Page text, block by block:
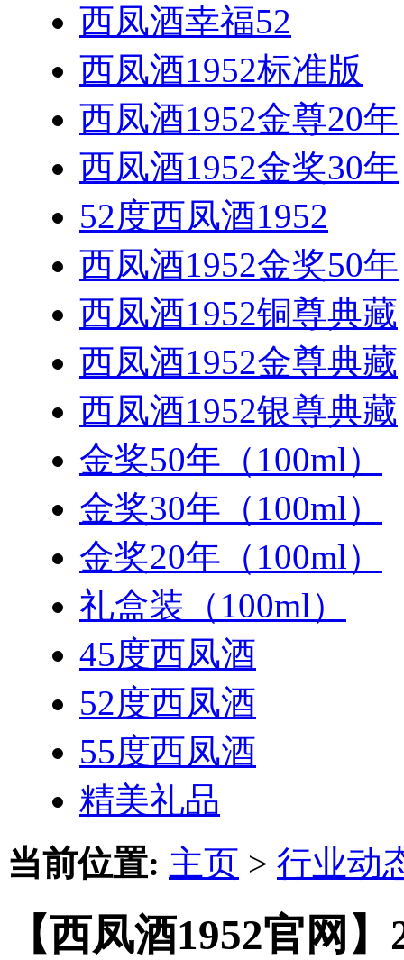
西凤酒幸福52
西凤酒1952标准版
西凤酒1952金尊20年
西凤酒1952金奖30年
52度西凤酒1952
西凤酒1952金奖50年
西凤酒1952铜尊典藏
西凤酒1952金尊典藏
西凤酒1952银尊典藏
金奖50年（100ml）
金奖30年（100ml）
金奖20年（100ml）
礼盒装（100ml）
45度西凤酒
52度西凤酒
55度西凤酒
精美礼品
当前位置: 主页 > 行业动
【西凤酒1952官网